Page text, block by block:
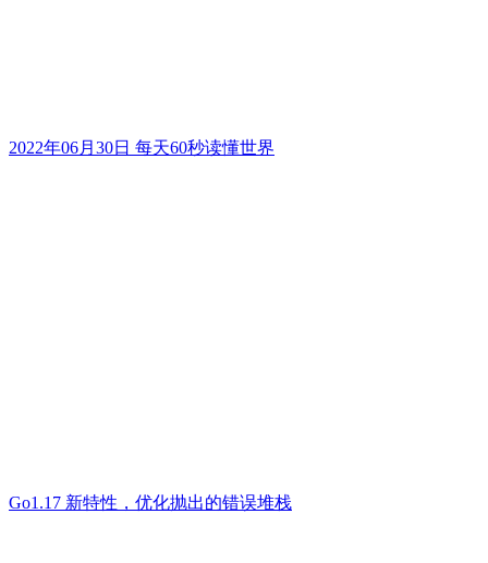
2022年06月30日 每天60秒读懂世界
Go1.17 新特性，优化抛出的错误堆栈